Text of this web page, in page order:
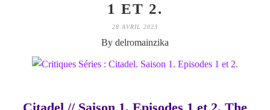
1 ET 2.
28 AVRIL 2023
By delromainzika